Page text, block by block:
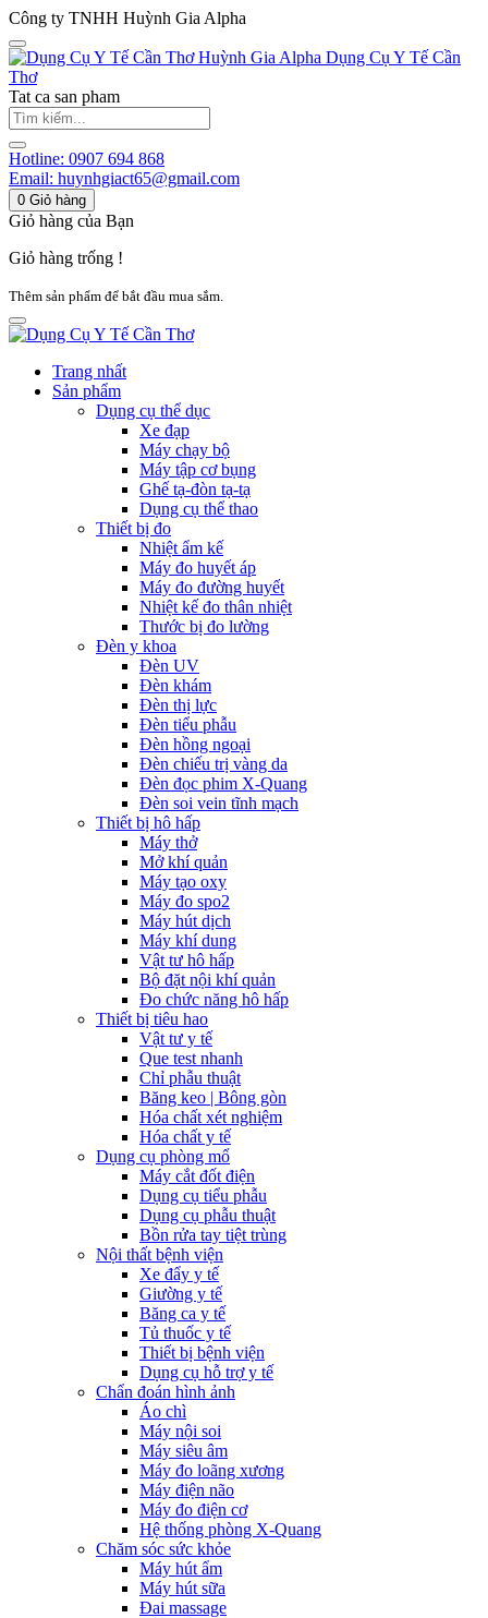
Công ty TNHH Huỳnh Gia Alpha
Huỳnh Gia Alpha Dụng Cụ Y Tế Cần
Thơ
Tat ca san pham
Hotline: 0907 694 868
Email: huynhgiact65@gmail.com
0 Giỏ hàng
Giỏ hàng của Bạn
Giỏ hàng trống !
Thêm sản phẩm để bắt đầu mua sắm.
Trang nhất
Sản phẩm
Dụng cụ thể dục
Xe đạp
Máy chạy bộ
Máy tập cơ bụng
Ghế tạ-đòn tạ-tạ
Dụng cụ thể thao
Thiết bị đo
Nhiệt ẩm kế
Máy đo huyết áp
Máy đo đường huyết
Nhiệt kế đo thân nhiệt
Thước bị đo lường
Đèn y khoa
Đèn UV
Đèn khám
Đèn thị lực
Đèn tiểu phẫu
Đèn hồng ngoại
Đèn chiếu trị vàng da
Đèn đọc phim X-Quang
Đèn soi vein tĩnh mạch
Thiết bị hô hấp
Máy thở
Mở khí quản
Máy tạo oxy
Máy đo spo2
Máy hút dịch
Máy khí dung
Vật tư hô hấp
Bộ đặt nội khí quản
Đo chức năng hô hấp
Thiết bị tiêu hao
Vật tư y tế
Que test nhanh
Chỉ phẫu thuật
Băng keo | Bông gòn
Hóa chất xét nghiệm
Hóa chất y tế
Dụng cụ phòng mổ
Máy cắt đốt điện
Dụng cụ tiểu phẫu
Dụng cụ phẫu thuật
Bồn rửa tay tiệt trùng
Nội thất bệnh viện
Xe đẩy y tế
Giường y tế
Băng ca y tế
Tủ thuốc y tế
Thiết bị bệnh viện
Dụng cụ hỗ trợ y tế
Chẩn đoán hình ảnh
Áo chì
Máy nội soi
Máy siêu âm
Máy đo loãng xương
Máy điện não
Máy đo điện cơ
Hệ thống phòng X-Quang
Chăm sóc sức khỏe
Máy hút ẩm
Máy hút sữa
Đai massage